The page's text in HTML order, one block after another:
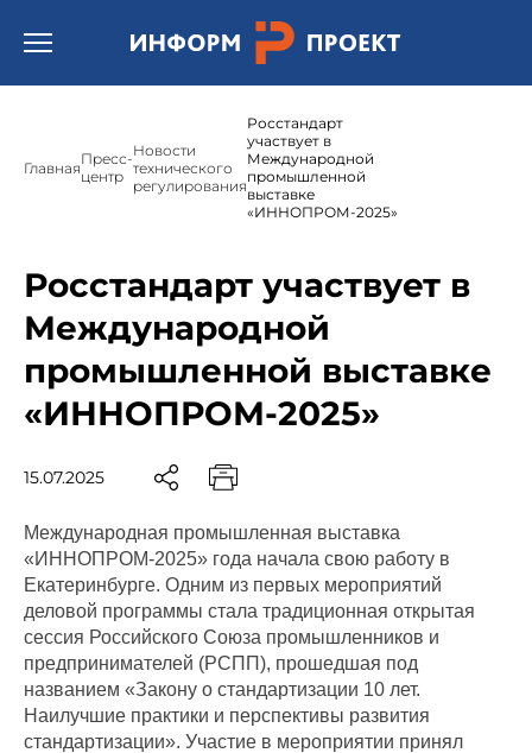
Открыть бургер меню.
ГлавнаяПресс-
центр
Новости
технического
регулирования
Росстандарт
участвует в
Международной
промышленной
выставке
«ИННОПРОМ-2025»
Росстандарт участвует в
Международной
промышленной выставке
«ИННОПРОМ-2025»
15.07.2025
Международная промышленная выставка
«ИННОПРОМ-2025» года начала свою работу в
Екатеринбурге. Одним из первых мероприятий
деловой программы стала традиционная открытая
сессия Российского Союза промышленников и
предпринимателей (РСПП), прошедшая под
названием «Закону о стандартизации 10 лет.
Наилучшие практики и перспективы развития
стандартизации». Участие в мероприятии принял